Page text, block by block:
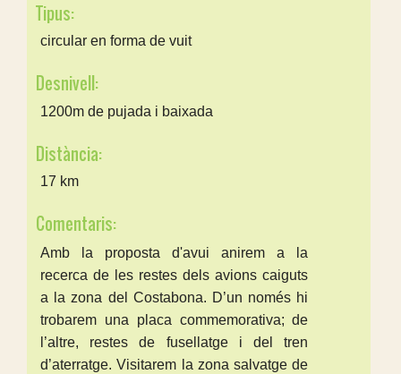
Tipus:
circular en forma de vuit
Desnivell:
1200m de pujada i baixada
Distància:
17 km
Comentaris:
Amb la proposta d'avui anirem a la
recerca de les restes dels avions caiguts
a la zona del Costabona. D’un només hi
trobarem una placa commemorativa; de
l’altre, restes de fusellatge i del tren
d’aterratge. Visitarem la zona salvatge de